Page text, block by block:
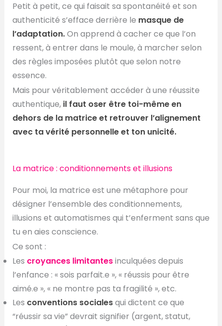
Petit à petit, ce qui faisait sa spontanéité et son
authenticité s’efface derrière le masque de
l’adaptation.On apprend à cacher ce que l’on
ressent, à entrer dans le moule, à marcher selon
des règles imposées plutôt que selon notre
essence.
Mais pour véritablement accéder à une réussite
authentique, il faut oser être toi-même en
dehors de la matrice et retrouver l’alignement
avec ta vérité personnelle et ton unicité.
La matrice : conditionnements et illusions
Pour moi, la matrice est une métaphore pour
désigner l’ensemble des conditionnements,
illusions et automatismes qui t’enferment sans que
tu en aies conscience.
Ce sont :
Les croyances limitantesinculquées depuis
l’enfance : « sois parfait.e », « réussis pour être
aimé.e », « ne montre pas ta fragilité », etc.
Les conventions socialesqui dictent ce que
“réussir sa vie” devrait signifier (argent, statut,